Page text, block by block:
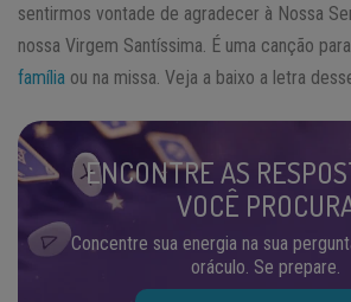
sentirmos vontade de agradecer à Nossa
nossa Virgem Santíssima. É uma canção
família ou na missa. Veja a baixo a letra
ENCONTRE AS
VOCÊ
Concentre sua energia na sua
oráculo. Se prepare.